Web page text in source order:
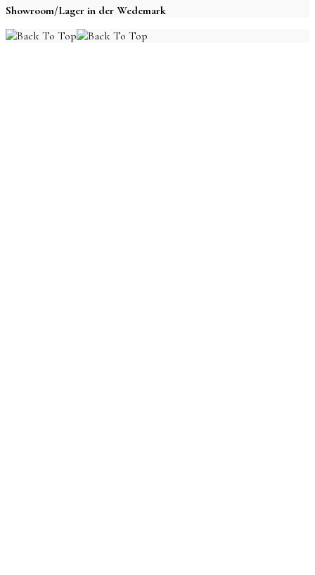
Showroom/Lager in der Wedemark